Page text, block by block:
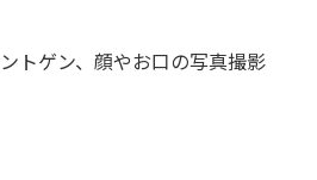
トゲン、顔やお口の写真撮影